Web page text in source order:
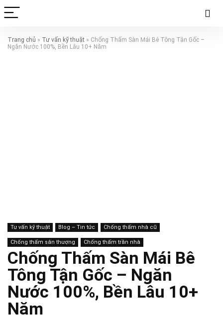
Trang chủ » Tư vấn kỹ thuật » Chống Thấm Sàn Mái Bê Tông Tận Gốc –
Ngăn Nước 100%, Bền Lâu 10+ Năm
Tư vấn kỹ thuật Blog – Tin tức Chống thấm nhà cũ
Chống thấm sân thượng Chống thấm trần nhà
Chống Thấm Sàn Mái Bê
Tông Tận Gốc – Ngăn
Nước 100%, Bền Lâu 10+
Năm